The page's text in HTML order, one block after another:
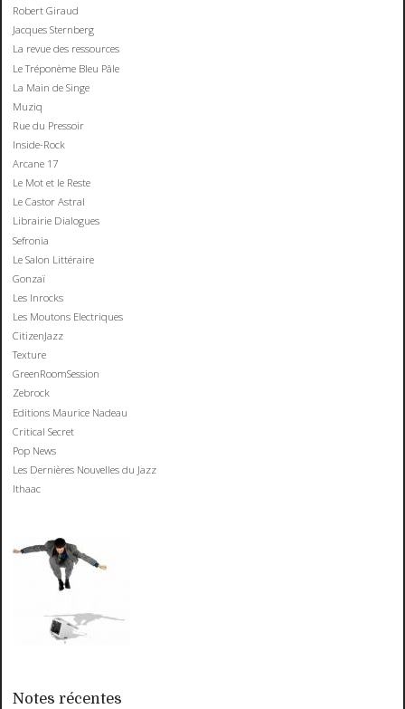
Robert Giraud
Jacques Sternberg
La revue des ressources
Le Tréponème Bleu Pâle
La Main de Singe
Muziq
Rue du Pressoir
Inside-Rock
Arcane 17
Le Mot et le Reste
Le Castor Astral
Librairie Dialogues
Sefronia
Le Salon Littéraire
Gonzaï
Les Inrocks
Les Moutons Electriques
CitizenJazz
Texture
GreenRoomSession
Zebrock
Editions Maurice Nadeau
Critical Secret
Pop News
Les Dernières Nouvelles du Jazz
Ithaac
Notes récentes